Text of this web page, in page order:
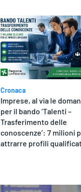
Cronaca
Imprese, al via le
per il bando ‘Talenti –
Trasferimento delle
conoscenze’: 7 milioni
attrarre profili